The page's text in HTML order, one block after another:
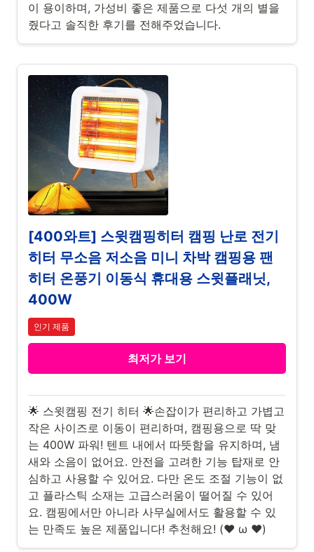
이 용이하며, 가성비 좋은 제품으로 다섯 개의 별을
줬다고 솔직한 후기를 전해주었습니다.
[400와트] 스윗캠핑히터 캠핑 난로 전기
히터 무소음 저소음 미니 차박 캠핑용 팬
히터 온풍기 이동식 휴대용 스윗플래닛,
400W
인기 제품
최저가 보기
🌟 스윗캠핑 전기 히터 🌟손잡이가 편리하고 가볍고
작은 사이즈로 이동이 편리하며, 캠핑용으로 딱 맞
는 400W 파워! 텐트 내에서 따뜻함을 유지하며, 냄
새와 소음이 없어요. 안전을 고려한 기능 탑재로 안
심하고 사용할 수 있어요. 다만 온도 조절 기능이 없
고 플라스틱 소재는 고급스러움이 떨어질 수 있어
요. 캠핑에서만 아니라 사무실에서도 활용할 수 있
는 만족도 높은 제품입니다! 추천해요! (❤️ ω ❤️)